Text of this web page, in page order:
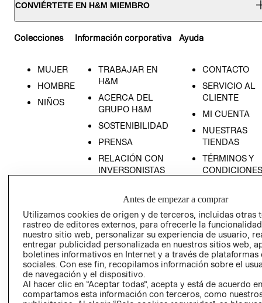
CONVIÉRTETE EN H&M MIEMBRO
Colecciones
MUJER
HOMBRE
NIÑOS
Información corporativa
TRABAJAR EN
H&M
ACERCA DEL
GRUPO H&M
SOSTENIBILIDAD
PRENSA
RELACIÓN CON
INVERSONISTAS
EMPRESARIAL
Ayuda
CONTACTO
SERVICIO AL
CLIENTE
MI CUENTA
NUESTRAS
TIENDAS
TÉRMINOS Y
CONDICIONES
PRIVACIDAD
GIFT CARD
AVISO DE
COOKIES
LIBRO DE
Antes de empezar a comprar
Utilizamos cookies de origen y de terceros, incluidas otras
rastreo de editores externos, para ofrecerle la
nuestro sitio web, personalizar su experiencia de usuario,
entregar publicidad personalizada en nuestros sitios web,
boletines informativos en Internet y a través de plataformas
sociales. Con ese fin, recopilamos información sobre el
de navegación y el dispositivo.
Al hacer clic en “Aceptar todas”, acepta y está de acuerdo
compartamos esta información con terceros, como